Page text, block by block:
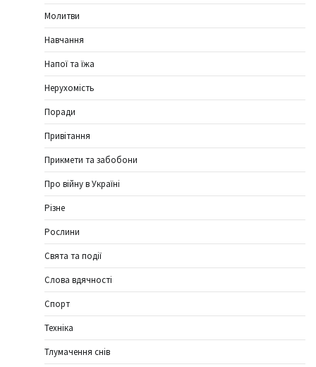
Молитви
Навчання
Напої та їжа
Нерухомість
Поради
Привітання
Прикмети та забобони
Про війну в Україні
Різне
Рослини
Свята та події
Слова вдячності
Спорт
Техніка
Тлумачення снів